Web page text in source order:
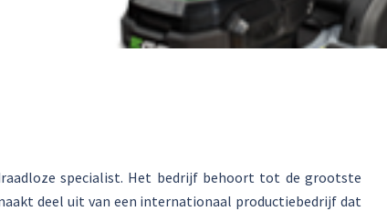
specialist. Het bedrijf behoort tot de grootste
deel uit van een internationaal productiebedrijf dat